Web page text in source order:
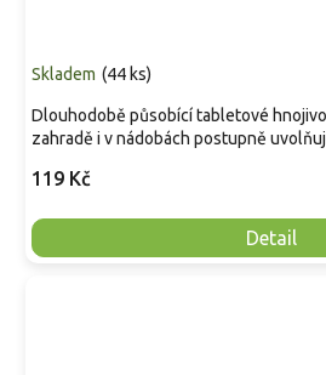
Skladem (44 ks)
119 Kč
Detail
Dlouhodobě působící tabletové
zahradě i v nádobách postupně